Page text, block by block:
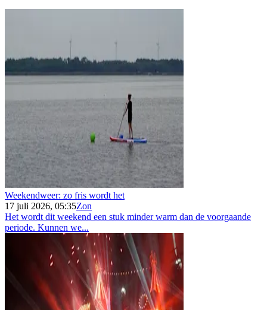
Weekendweer: zo fris wordt het
17 juli 2026, 05:35Zon
Het wordt dit weekend een stuk minder warm dan de voorgaande
periode. Kunnen we...